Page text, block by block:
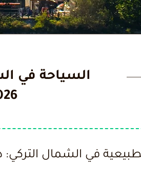
السياحة في
في الشمال التركي: